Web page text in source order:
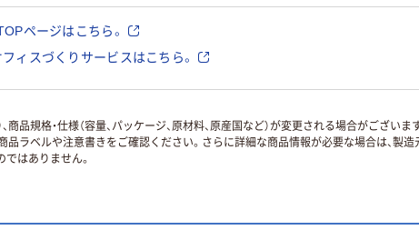
ページはこちら。
ィスづくりサービスはこちら。
規格・仕様（容量、パッケージ、原材料、原産国など）が変更される場合がございま
ラベルや注意書きをご確認ください。さらに詳細な商品情報が必要な場合は、製造
ではありません。